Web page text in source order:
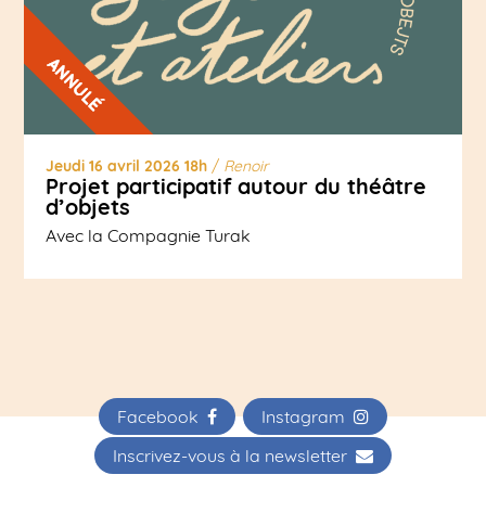
Jeudi 16 avril 2026 18h/ Renoir
Projet participatif autour du théâtre
d’objets
Avec la Compagnie Turak
Facebook
Instagram
Inscrivez-vous à la newsletter